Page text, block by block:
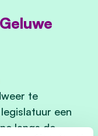
te
een
langs de